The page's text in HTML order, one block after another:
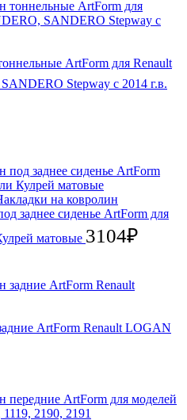
ArtForm для Renault
Stepway с 2014 г.в.
на ковролин
заднее сиденье ArtForm для
матовые 3104₽
ArtForm Renault LOGAN